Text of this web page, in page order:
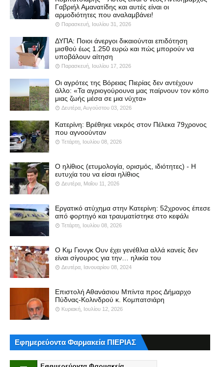
Γαβριήλ Αμανατίδης και αυτές είναι οι
αρμοδιότητες που αναλαμβάνει!
Παρασκευή, Ιουλίου 31, 2026
ΔΥΠΑ: Ποιοι άνεργοι δικαιούνται επιδότηση
μισθού έως 1.250 ευρώ και πώς μπορούν να
υποβάλουν αίτηση
Παρασκευή, Ιουλίου 17, 2026
Οι αγρότες της Βόρειας Πιερίας δεν αντέχουν
άλλο: «Τα αγριογούρουνα μας παίρνουν τον κόπο
μιας ζωής μέσα σε μια νύχτα»
Δευτέρα, Αυγούστου 03, 2026
Κατερίνη: Βρέθηκε νεκρός στον Πέλεκα 79χρονος
που αγνοούνταν
Τετάρτη, Ιουλίου 08, 2026
Ο ηλίθιος (ετυμολογία, ορισμός, ιδιότητες) - Η
ευτυχία του να είσαι ηλίθιος
Δευτέρα, Μαΐου 11, 2026
Εργατικό ατύχημα στην Κατερίνη: 52χρονος έπεσε
από φορτηγό και τραυματίστηκε στο κεφάλι
Τετάρτη, Ιουλίου 08, 2026
Ο Κιμ Γιονγκ Ουν έχει γενέθλια αλλά κανείς δεν
είναι σίγουρος για την… ηλικία του
Δευτέρα, Ιανουαρίου 08, 2024
Επιστολή Αθανάσιου Μπίντα προς Δήμαρχο
Πύδνας-Κολινδρού κ. Κομπατσιάρη
Κυριακή, Ιουλίου 12, 2026
Εφημερεύοντα Φαρμακεία ΠΙΕΡΙΑΣ